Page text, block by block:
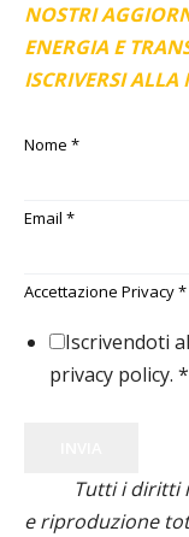
NOSTRI
ENERGIA E
ISCRIVERSI ALLA
Nome *
Email *
Accettazione Privacy*
Iscrivendoti
privacy policy. *
Tutti i diritti
e riproduzione